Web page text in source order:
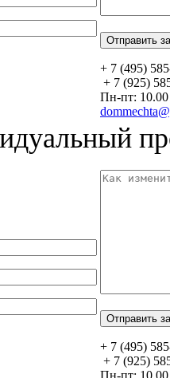
+ 7 (495)
+ 7 (925)
Пн-пт: 10.00
+ 7 (495)
+ 7 (925)
Пн-пт: 10.00